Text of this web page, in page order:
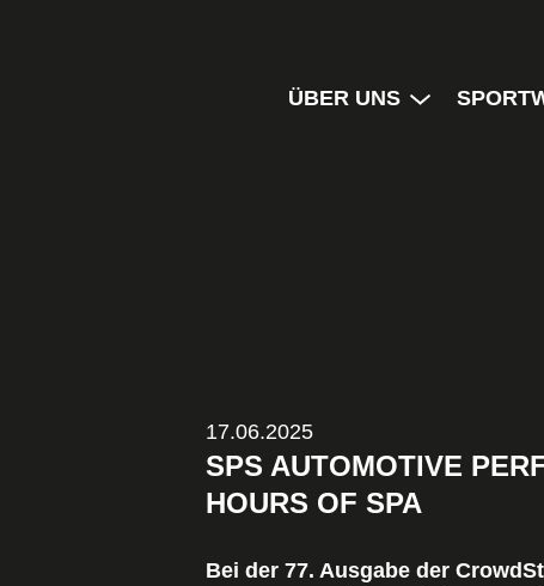
ÜBER UNS
17.06.2025
SPS AUTOMOTIVE
HOURS OF SPA
Bei der 77. Ausgabe der